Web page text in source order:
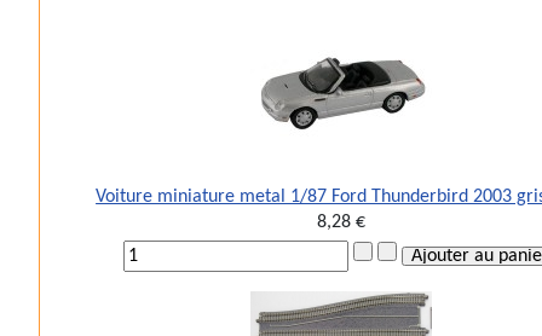
Voiture miniature metal 1/87 Ford Thunderbird 2003
8,28 €